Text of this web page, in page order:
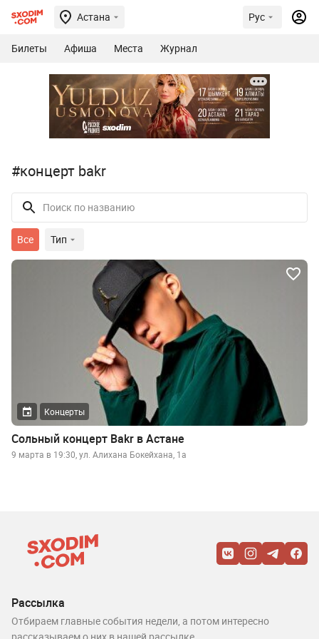
Астана Рус
Билеты Афиша Места Журнал
#концерт bakr
Все Тип
Концерты
Сольный концерт Bakr в Астане
9 марта в 19:30, ул. Алихана Бокейхана, 1а
Рассылка
Отбираем главные события недели, а потом интересно